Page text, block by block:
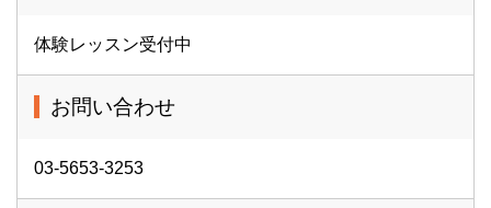
体験レッスン受付中
お問い合わせ
03-5653-3253